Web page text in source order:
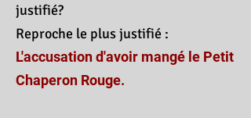
justifié?
Reproche le plus justifié :
L'accusation d'avoir mangé le Petit
Chaperon Rouge.